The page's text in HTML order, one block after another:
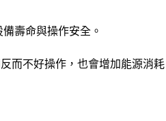
壽命與操作安全。
而不好操作，也會增加能源消耗